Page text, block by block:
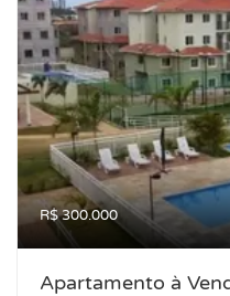
R$ 300.000
Apartamento à